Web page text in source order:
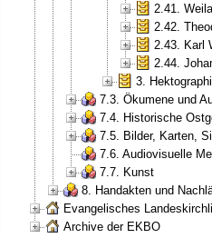
2.41.
2.42.
2.43. Karl
2.44.
3.
7.3. Ökumene und
7.4. Historische
7.5. Bilder, Karten,
7.6. Audiovisuelle
7.7. Kunst
8. Handakten und
Evangelisches
Archive der EKBO